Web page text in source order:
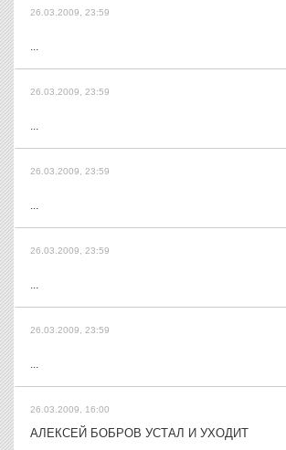
26.03.2009, 23:59
...
26.03.2009, 23:59
...
26.03.2009, 23:59
...
26.03.2009, 23:59
...
26.03.2009, 23:59
...
26.03.2009, 16:00
АЛЕКСЕЙ БОБРОВ УСТАЛ И УХОДИТ